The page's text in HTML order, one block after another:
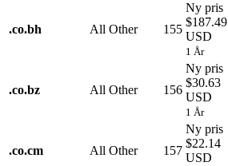
.co.bh All Other 155
Ny pris
$187.49
USD
1 År
.co.bz All Other 156
Ny pris
$30.63
USD
1 År
.co.cm All Other 157
Ny pris
$22.14
USD